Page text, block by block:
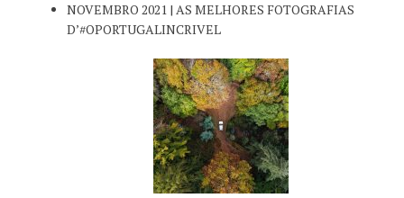
NOVEMBRO 2021 | AS MELHORES FOTOGRAFIAS
D’#OPORTUGALINCRIVEL